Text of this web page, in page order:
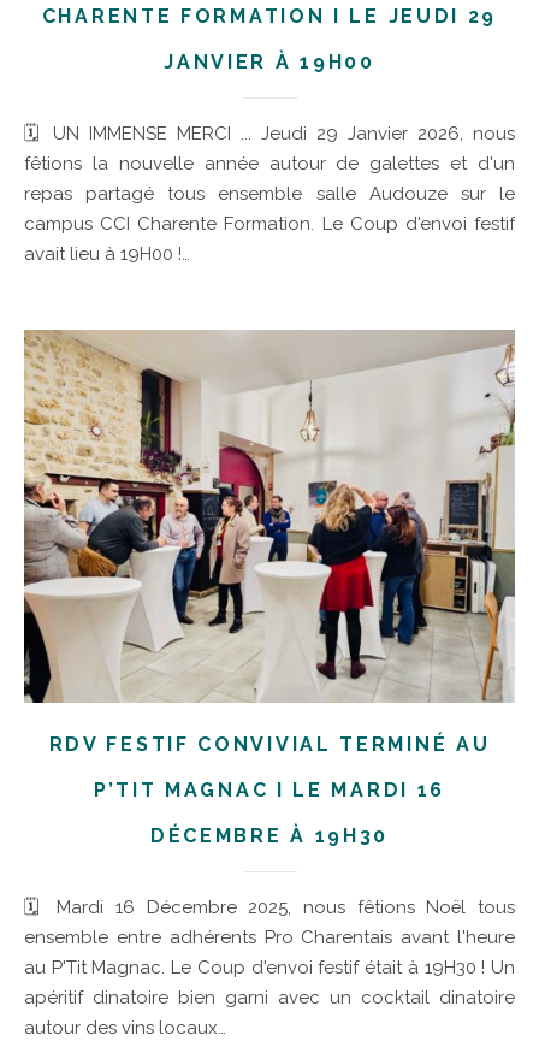
CHARENTE FORMATION I LE JEUDI 29
JANVIER À 19H00
🗓 UN IMMENSE MERCI ... Jeudi 29 Janvier 2026, nous
fêtions la nouvelle année autour de galettes et d'un
repas partagé tous ensemble salle Audouze sur le
campus CCI Charente Formation. Le Coup d'envoi festif
avait lieu à 19H00 !…
RDV FESTIF CONVIVIAL TERMINÉ AU
P’TIT MAGNAC I LE MARDI 16
DÉCEMBRE À 19H30
🗓 Mardi 16 Décembre 2025, nous fêtions Noël tous
ensemble entre adhérents Pro Charentais avant l'heure
au P'Tit Magnac. Le Coup d'envoi festif était à 19H30 ! Un
apéritif dinatoire bien garni avec un cocktail dinatoire
autour des vins locaux…